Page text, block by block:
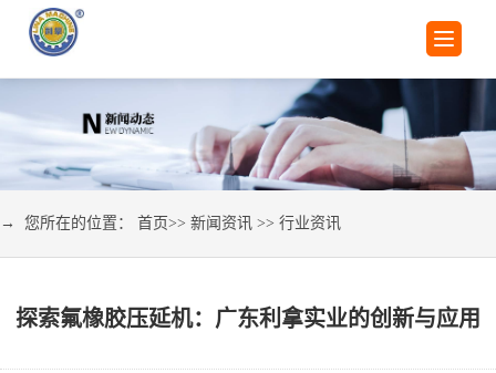
→ 您所在的位置： 首页>> 新闻资讯 >> 行业资讯
探索氟橡胶压延机：广东利拿实业的创新与应用